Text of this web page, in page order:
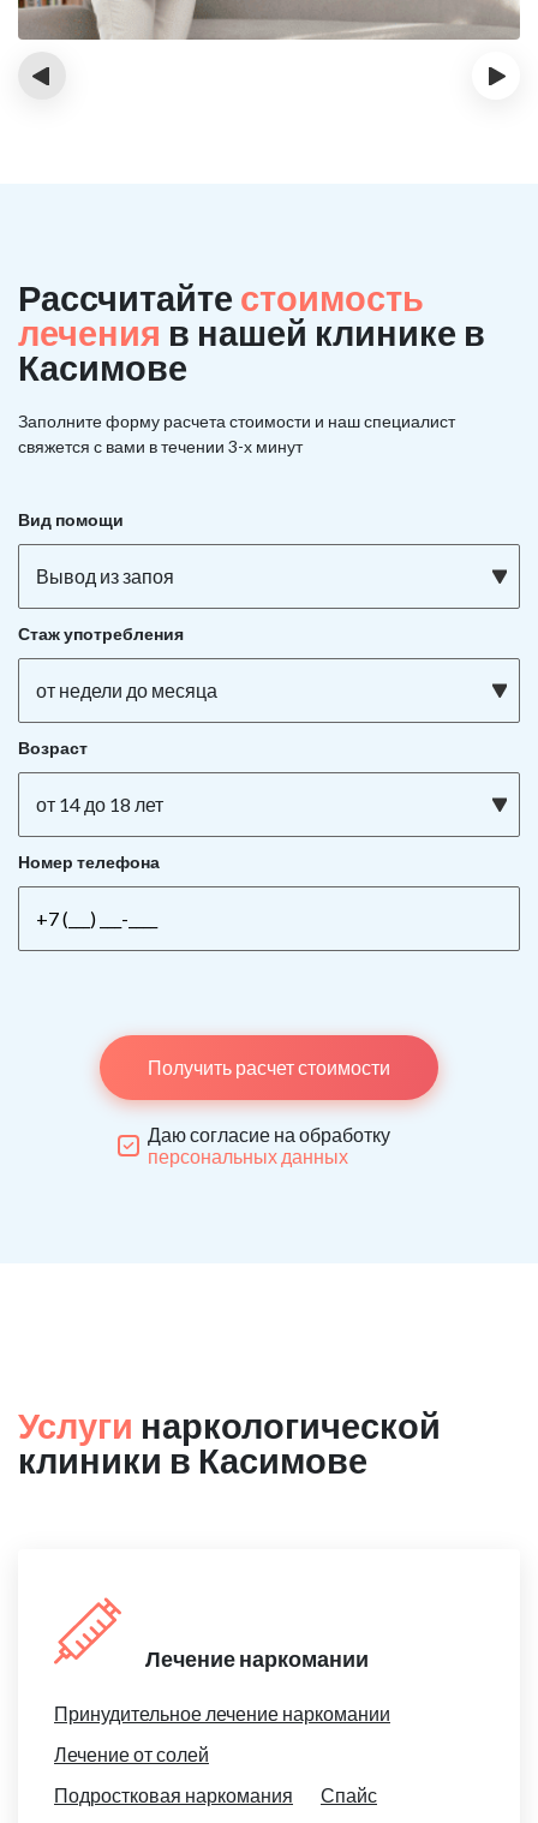
‹ ›
Рассчитайте стоимость
лечения в нашей клинике в
Касимове
Заполните форму расчета стоимости и нашспециалист
свяжется с вами в течении 3-х минут
Вид помощи
Вывод из запоя
Стаж употребления
от недели до месяца
Возраст
от 14 до 18 лет
Номер телефона
Получить расчет стоимости
Даю согласие на обработку
персональных данных
Услуги наркологической
клиники в Касимове
Лечение наркомании
Принудительное лечение наркомании
Лечение от солей
Подростковая наркомания
Спайс